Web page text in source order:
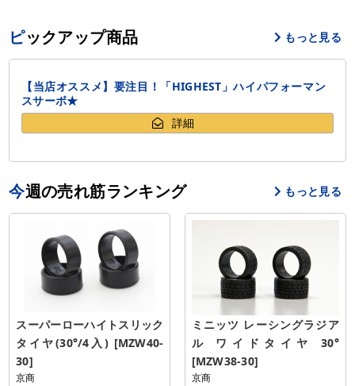
ピックアップ商品 もっと見る
【当店オススメ】要注目！「HIGHEST」ハイパフォーマン
スサーボ★
今週の売れ筋ランキング もっと見る
スーパーローハイトスリック
タイヤ(30°/4入) [MZW40-
30]
京商
ミニッツ レーシングラジア
ル ワイドタイヤ 30°
[MZW38-30]
京商